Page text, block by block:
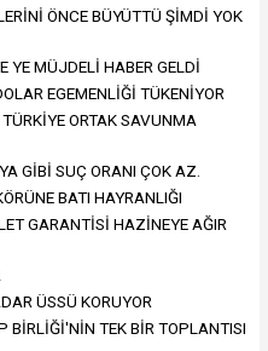
ÖNCE BÜYÜTTÜ ŞİMDİ YOK
YE MÜJDELİ HABER GELDİ
EGEMENLİĞİ TÜKENİYOR
ORTAK SAVUNMA
GİBİ SUÇ ORANI ÇOK AZ.
BATI HAYRANLIĞI
GARANTİSİ HAZİNEYE AĞIR
ÜSSÜ KORUYOR
BİRLİĞİ'NİN TEK BİR TOPLANTISI